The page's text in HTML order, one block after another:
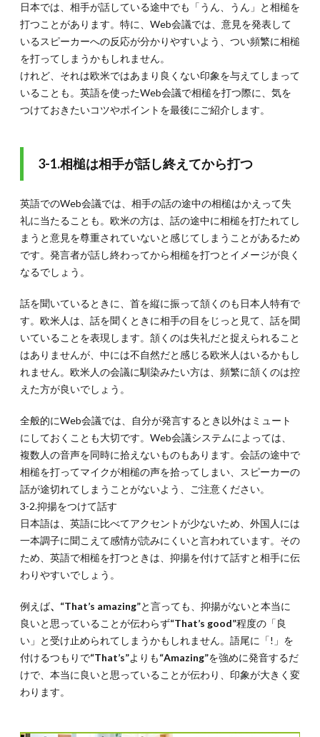
日本では、相手が話している途中でも「うん、うん」と相槌を
打つことがあります。特に、Web会議では、意見を発表して
いるスピーカーへの反応が分かりやすいよう、つい頻繁に相槌
を打ってしまうかもしれません。
けれど、それは欧米ではあまり良くない印象を与えてしまって
いることも。英語を使ったWeb会議で相槌を打つ際に、気を
つけておきたいコツやポイントを最後にご紹介します。
3-1.相槌は相手が話し終えてから打つ
英語でのWeb会議では、相手の話の途中の相槌はかえって失
礼に当たることも。欧米の方は、話の途中に相槌を打たれてし
まうと意見を尊重されていないと感じてしまうことがあるため
です。発言者が話し終わってから相槌を打つとイメージが良く
なるでしょう。
話を聞いているときに、首を縦に振って頷くのも日本人特有で
す。欧米人は、話を聞くときに相手の目をじっと見て、話を聞
いていることを表現します。頷くのは失礼だと捉えられること
はありませんが、中には不自然だと感じる欧米人はいるかもし
れません。欧米人の会議に馴染みたい方は、頻繁に頷くのは控
えた方が良いでしょう。
全般的にWeb会議では、自分が発言するとき以外はミュート
にしておくことも大切です。Web会議システムによっては、
複数人の音声を同時に拾えないものもあります。会話の途中で
相槌を打ってマイクが相槌の声を拾ってしまい、スピーカーの
話が途切れてしまうことがないよう、ご注意ください。
3-2.抑揚をつけて話す
日本語は、英語に比べてアクセントが少ないため、外国人には
一本調子に聞こえて感情が読みにくいと言われています。その
ため、英語で相槌を打つときは、抑揚を付けて話すと相手に伝
わりやすいでしょう。
例えば、“That’s amazing”と言っても、抑揚がないと本当に
良いと思っていることが伝わらず“That’s good”程度の「良
い」と受け止められてしまうかもしれません。語尾に「!」を
付けるつもりで“That’s”よりも“Amazing”を強めに発音するだ
けで、本当に良いと思っていることが伝わり、印象が大きく変
わります。